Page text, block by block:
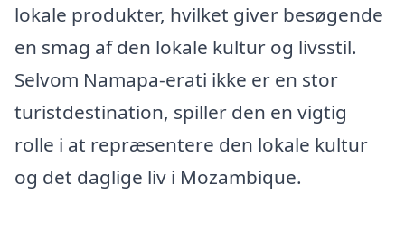
lokale produkter, hvilket giver besøgende
en smag af den lokale kultur og livsstil.
Selvom Namapa-erati ikke er en stor
turistdestination, spiller den en vigtig
rolle i at repræsentere den lokale kultur
og det daglige liv i Mozambique.